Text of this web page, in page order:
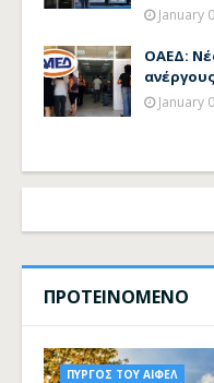
January
ΟΑΕΔ:
January
ΠΡΟΤΕΙΝΟΜΕΝΟ
ΠΥΡΓΟΣ ΤΟΥ ΑΙΦΕΛ